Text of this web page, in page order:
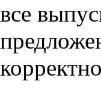
все